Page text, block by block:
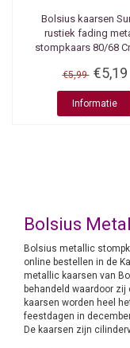
Bolsius kaarsen
rustiek fading
stompkaars 80/68
€5,99 €5,19
Informatie
Bolsius
Bolsius metallic
online bestellen in de
metallic kaarsen van
behandeld waardoor
kaarsen worden heel
feestdagen in
De kaarsen zijn